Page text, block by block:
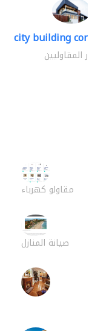
city building
كبار المقاوليين
مقاولو كهرباء
صيانة المنازل